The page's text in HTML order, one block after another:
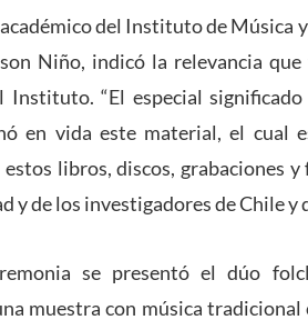
del Instituto de Música
Niño, indicó la relevancia
Instituto. “El especial
en vida este material, el cual
estos libros, discos, grabaciones
y de los investigadores de Chile y
se presentó el dúo
muestra con música tradicional